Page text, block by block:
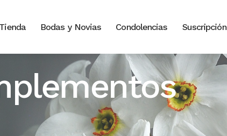
Tienda Bodas y Novias Condolencias Suscripción